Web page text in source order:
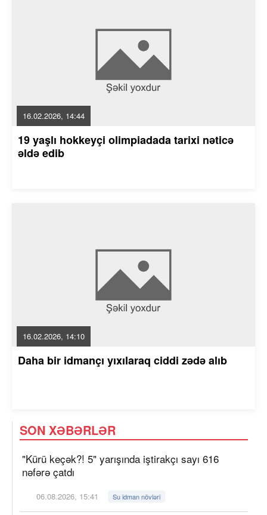
16.02.2026, 14:44
19 yaşlı hokkeyçi olimpiadada tarixi nəticə
əldə edib
16.02.2026, 14:10
Daha bir idmançı yıxılaraq ciddi zədə alıb
SON XƏBƏRLƏR
"Kürü keçək?! 5" yarışında iştirakçı sayı 616
nəfərə çatdı
06.08.2026, 15:41 Su idman növləri